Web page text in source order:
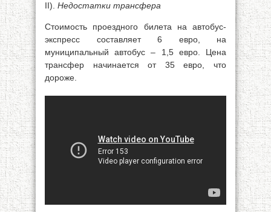
II). Недостатки трансфера
Стоимость проездного билета на автобус-
экспресс составляет 6 евро, на
муниципальный автобус – 1,5 евро. Цена
трансфер начинается от 35 евро, что
дороже.